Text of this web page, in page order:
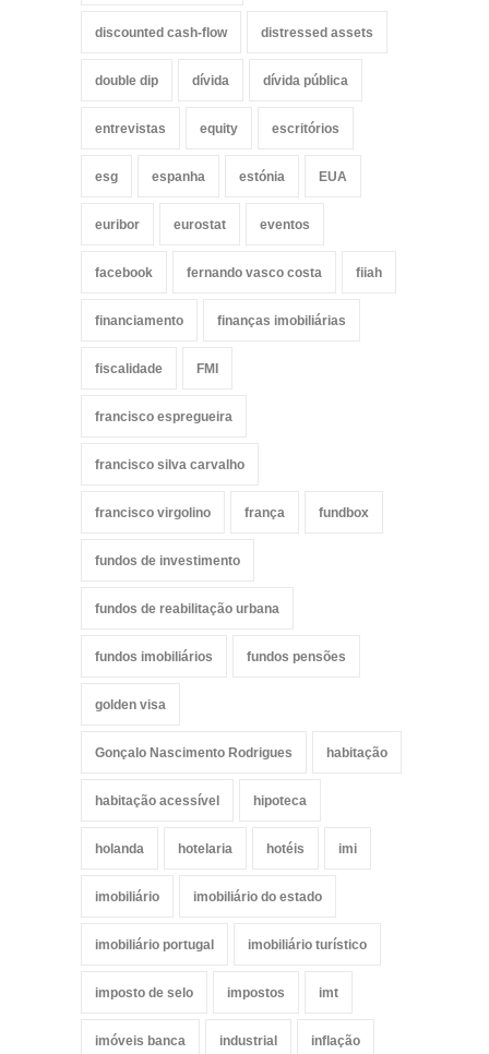
discounted cash-flow distressed assets
double dip dívida dívida pública
entrevistas equity escritórios
esg espanha estónia EUA
euribor eurostat eventos
facebook fernando vasco costa fiiah
financiamento finanças imobiliárias
fiscalidade FMI
francisco espregueira
francisco silva carvalho
francisco virgolino frança fundbox
fundos de investimento
fundos de reabilitação urbana
fundos imobiliários fundos pensões
golden visa
Gonçalo Nascimento Rodrigues habitação
habitação acessível hipoteca
holanda hotelaria hotéis imi
imobiliário imobiliário do estado
imobiliário portugal imobiliário turístico
imposto de selo impostos imt
imóveis banca industrial inflação